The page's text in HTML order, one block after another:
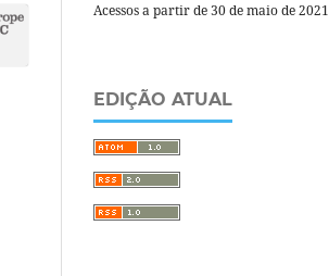
Acessos a partir de 30 de maio de 2021
EDIÇÃO ATUAL